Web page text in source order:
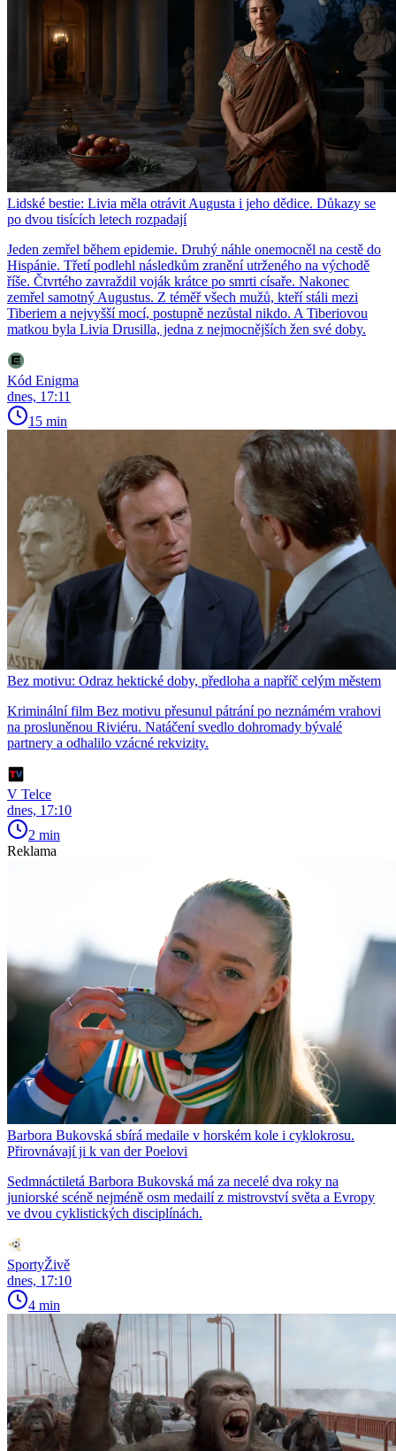
Lidské bestie: Livia měla otrávit Augusta i jeho dědice. Důkazy se
po dvou tisících letech rozpadají
Jeden zemřel během epidemie. Druhý náhle onemocněl na cestě do
Hispánie. Třetí podlehl následkům zranění utrženého na východě
říše. Čtvrtého zavraždil voják krátce po smrti císaře. Nakonec
zemřel samotný Augustus. Z téměř všech mužů, kteří stáli mezi
Tiberiem a nejvyšší mocí, postupně nezůstal nikdo. A Tiberiovou
matkou byla Livia Drusilla, jedna z nejmocnějších žen své doby.
Kód Enigma
dnes, 17:11
15 min
Bez motivu: Odraz hektické doby, předloha a napříč celým městem
Kriminální film Bez motivu přesunul pátrání po neznámém vrahovi
na prosluněnou Riviéru. Natáčení svedlo dohromady bývalé
partnery a odhalilo vzácné rekvizity.
V Telce
dnes, 17:10
2 min
Reklama
Barbora Bukovská sbírá medaile v horském kole i cyklokrosu.
Přirovnávají ji k van der Poelovi
Sedmnáctiletá Barbora Bukovská má za necelé dva roky na
juniorské scéně nejméně osm medailí z mistrovství světa a Evropy
ve dvou cyklistických disciplínách.
SportyŽivě
dnes, 17:10
4 min